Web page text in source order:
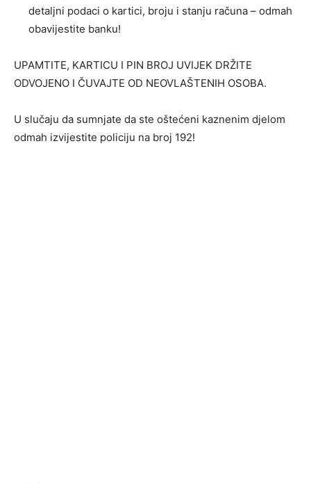
detaljni podaci o kartici, broju i stanju računa – odmah
obavijestite banku!
UPAMTITE, KARTICU I PIN BROJ UVIJEK DRŽITE
ODVOJENO I ČUVAJTE OD NEOVLAŠTENIH OSOBA.
U slučaju da sumnjate da ste oštećeni kaznenim djelom
odmah izvijestite policiju na broj 192!